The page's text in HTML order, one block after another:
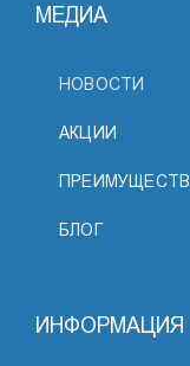
МЕДИА
НОВОСТИ
АКЦИИ
БЛОГ
ИНФОРМАЦИЯ